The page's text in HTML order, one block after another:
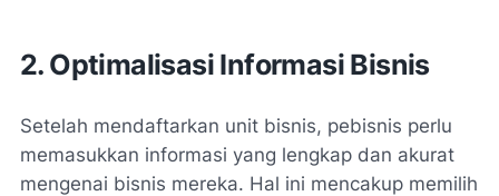
2. Optimalisasi Informasi Bisnis
Setelah mendaftarkan unit bisnis, pebisnis perlu
memasukkan informasi yang lengkap dan akurat
mengenai bisnis mereka. Hal ini mencakup memilih